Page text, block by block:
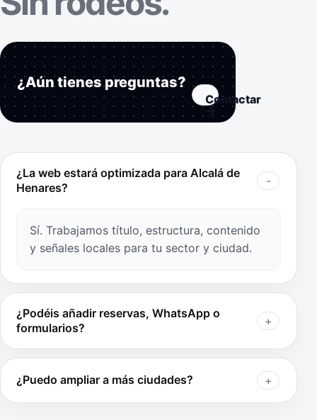
¿Aún tienes preguntas?
Contactar
→
¿La web estará optimizada para Alcalá de
Henares?
Sí. Trabajamos título, estructura, contenido
y señales locales para tu sector y ciudad.
¿Podéis añadir reservas, WhatsApp o
formularios?
¿Puedo ampliar a más ciudades?